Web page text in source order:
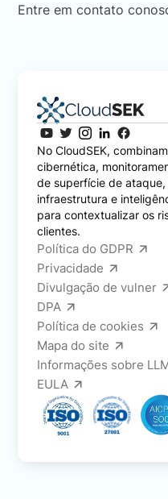
Entre em contato
No CloudSEK,
cibernética,
de superfície de
infraestrutura e
para contextualizar os
clientes.
Política do GDPR
Privacidade
Divulgação de vulner
DPA
Política de cookies
Mapa do site
Informações sobre
EULA